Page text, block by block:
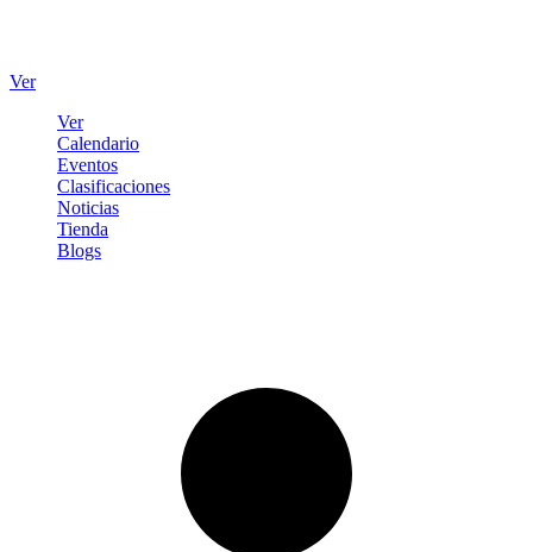
Ver
Ver
Calendario
Eventos
Clasificaciones
Noticias
Tienda
Blogs